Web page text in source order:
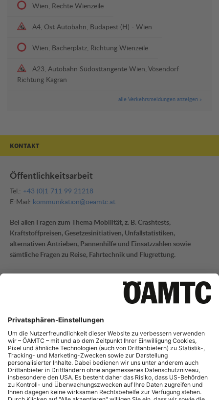
Wien, Rechte Wienzeile
A4, Ost Autobahn, Budapest (H) - Wien
Wien, Bacherplatz, Richtung Wienzeile
A23, Autobahn Südosttangente Wien, Vösendorf
Richtung Kagran
alle Verkehrsmeldungen anzeigen »
KONTAKT
Öffentlichkeitsarbeit
Tel.: +43 (0)1 711 99 21218
E-Mail: kommunikation@oeamtc.at
Bei allen Fragen zum Thema Mobilität, z. B. Crashtests,
Kraftstoffpreisen, Gesetzesinitiativen, Unfallstatistiken,
alternativen Antrieben, Pannenhilfe und Einsatzzahlen sowie
sämtliche Fragen zu Reise, Fahrtechnik und Flugrettung.
E-Mail:
mi-presse@oeamtc.at
Bei Fragen zur aktuellen Verkehrslage und Straßeninfrastruktur
sowie Telematik.